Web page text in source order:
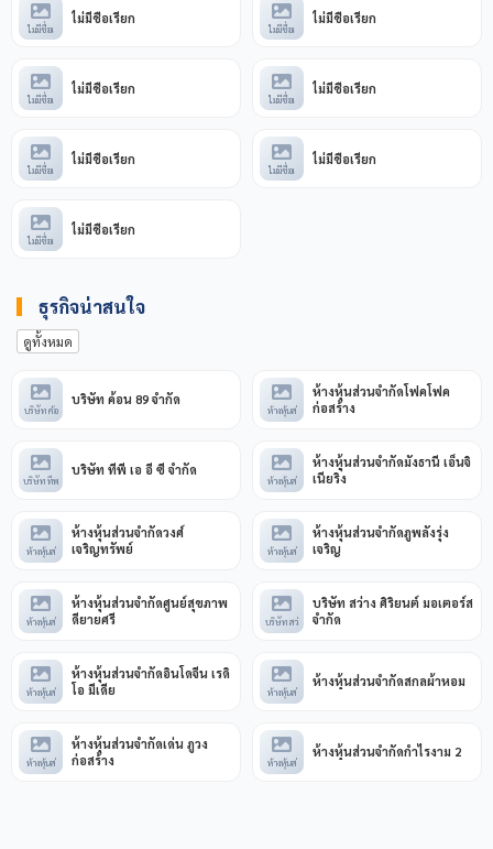
ไม่มีชื่อเ
ไม่มีชื่อเรียก
ไม่มีชื่อเ
ไม่มีชื่อเรียก
ไม่มีชื่อเ
ไม่มีชื่อเรียก
ไม่มีชื่อเ
ไม่มีชื่อเรียก
ไม่มีชื่อเ
ไม่มีชื่อเรียก
ไม่มีชื่อเ
ไม่มีชื่อเรียก
ไม่มีชื่อเ
ไม่มีชื่อเรียก
ธุรกิจน่าสนใจ
ดูทั้งหมด
บริษัท ค้อ
บริษัท ค้อน 89 จำกัด
ห้างหุ้นส่
ห้างหุ้นส่วนจำกัดโฟคโฟค
ก่อสร้าง
บริษัท ทีพ
บริษัท ทีพี เอ อี ซี จำกัด
ห้างหุ้นส่
ห้างหุ้นส่วนจำกัดมังธานี เอ็นจิ
เนียริ่ง
ห้างหุ้นส่
ห้างหุ้นส่วนจำกัดวงศ์
เจริญทรัพย์
ห้างหุ้นส่
ห้างหุ้นส่วนจำกัดภูพลังรุ่ง
เจริญ
ห้างหุ้นส่
ห้างหุ้นส่วนจำกัดศูนย์สุขภาพ
ดียายศรี
บริษัท สว่
บริษัท สว่าง ศิริยนต์ มอเตอร์ส
จำกัด
ห้างหุ้นส่
ห้างหุ้นส่วนจำกัดอินโดจีน เรดิ
โอ มีเดีย
ห้างหุ้นส่
ห้างหุ้นส่วนจำกัดสกลผ้าหอม
ห้างหุ้นส่
ห้างหุ้นส่วนจำกัดเด่น ภูวง
ก่อสร้าง
ห้างหุ้นส่
ห้างหุ้นส่วนจำกัดกำไรงาม 2